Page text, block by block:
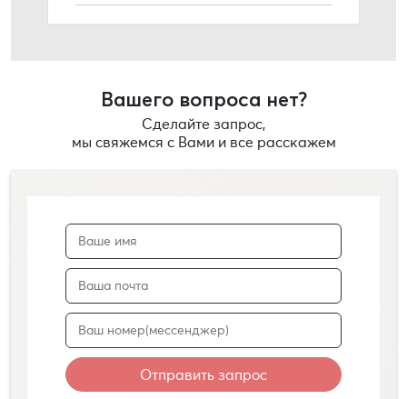
Вашего вопроса нет?
Сделайте запрос,
мы свяжемся с Вами и все расскажем